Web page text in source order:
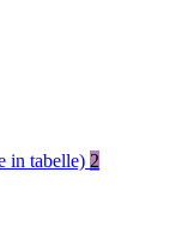
in tabelle) 2